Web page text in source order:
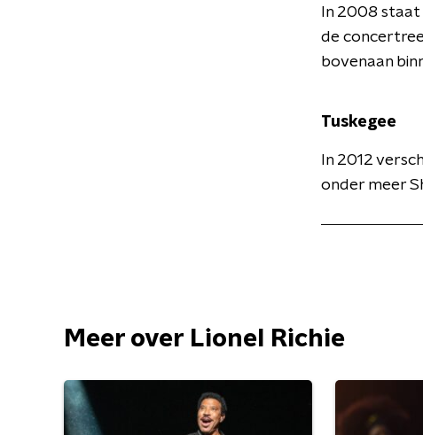
In 2008
de
bovenaan
Tuskegee
In 2012
onder meer
Meer over Lionel Richie